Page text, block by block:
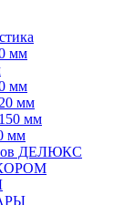
мм
мм
мм
мм
мм
ДЕЛЮКС